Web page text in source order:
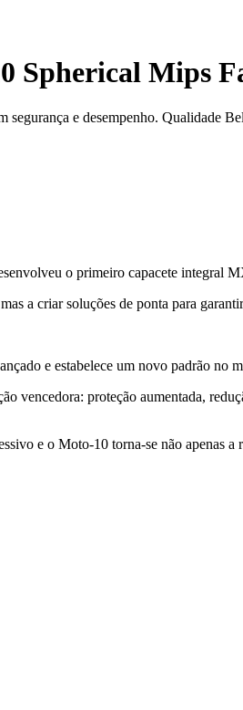
Spherical Mips
e desempenho. Qualidade
o primeiro capacete integral
a criar soluções de ponta para
e estabelece um novo padrão no
proteção aumentada,
e o Moto-10 torna-se não apenas a